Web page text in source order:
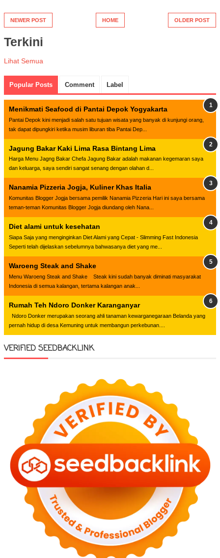
NEWER POST OLDER POST
HOME
Terkini
Lihat Semua
Popular Posts Comment Label
Menikmati Seafood di Pantai Depok Yogyakarta
Pantai Depok kini menjadi salah satu tujuan wisata yang banyak di kunjungi orang,
tak dapat dipungkiri ketika musim liburan tiba Pantai Dep...
Jagung Bakar Kaki Lima Rasa Bintang Lima
Harga Menu Jagng Bakar Chefa Jagung Bakar adalah makanan kegemaran saya
dan keluarga, saya sendiri sangat senang dengan olahan d...
Nanamia Pizzeria Jogja, Kuliner Khas Italia
Komunitas Blogger Jogja bersama pemilik Nanamia Pizzeria Hari ini saya bersama
teman-teman Komunitas Blogger Jogja diundang oleh Nana...
Diet alami untuk kesehatan
Siapa Saja yang menginginkan Diet Alami yang Cepat - Slimming Fast Indonesia
Seperti telah dijelaskan sebelumnya bahwasanya diet yang me...
Waroeng Steak and Shake
Menu Waroeng Steak and Shake Steak kini sudah banyak diminati masyarakat
Indonesia di semua kalangan, tertama kalangan anak...
Rumah Teh Ndoro Donker Karanganyar
Ndoro Donker merupakan seorang ahli tanaman kewarganegaraan Belanda yang
pernah hidup di desa Kemuning untuk membangun perkebunan....
VERIFIED SEEDBACKLINK